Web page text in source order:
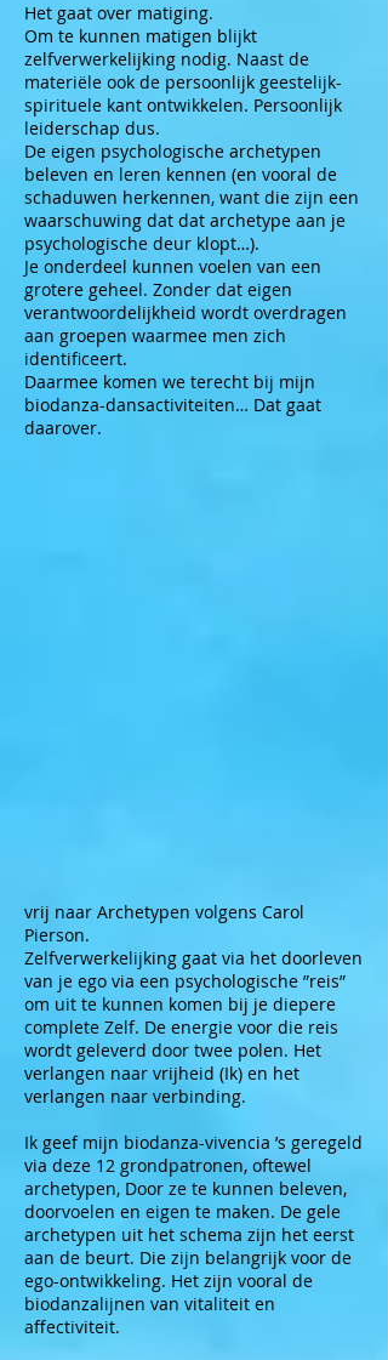
Het gaat over matiging.
Om te kunnen matigen blijkt
zelfverwerkelijking nodig. Naast de
materiële ook de persoonlijk geestelijk-
spirituele kant ontwikkelen. Persoonlijk
leiderschap dus.
De eigen psychologische archetypen
beleven en leren kennen (en vooral de
schaduwen herkennen, want die zijn een
waarschuwing dat dat archetype aan je
psychologische deur klopt…).
Je onderdeel kunnen voelen van een
grotere geheel. Zonder dat eigen
verantwoordelijkheid wordt overdragen
aan groepen waarmee men zich
identificeert.
Daarmee komen we terecht bij mijn
biodanza-dansactiviteiten… Dat gaat
daarover.
vrij naar Archetypen volgens Carol
Pierson.
Zelfverwerkelijking gaat via het doorleven
van je ego via een psychologische ”reis”
om uit te kunnen komen bij je diepere
complete Zelf. De energie voor die reis
wordt geleverd door twee polen. Het
verlangen naar vrijheid (Ik) en het
verlangen naar verbinding.
Ik geef mijn biodanza-vivencia ’s geregeld
via deze 12 grondpatronen, oftewel
archetypen, Door ze te kunnen beleven,
doorvoelen en eigen te maken. De gele
archetypen uit het schema zijn het eerst
aan de beurt. Die zijn belangrijk voor de
ego-ontwikkeling. Het zijn vooral de
biodanzalijnen van vitaliteit en
affectiviteit.